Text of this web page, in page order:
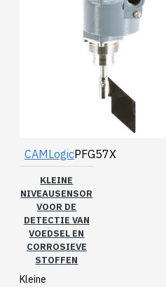
CAMLogicPFG57X
KLEINE
NIVEAUSENSOR
VOOR DE
DETECTIE VAN
VOEDSEL EN
CORROSIEVE
STOFFEN
Kleine